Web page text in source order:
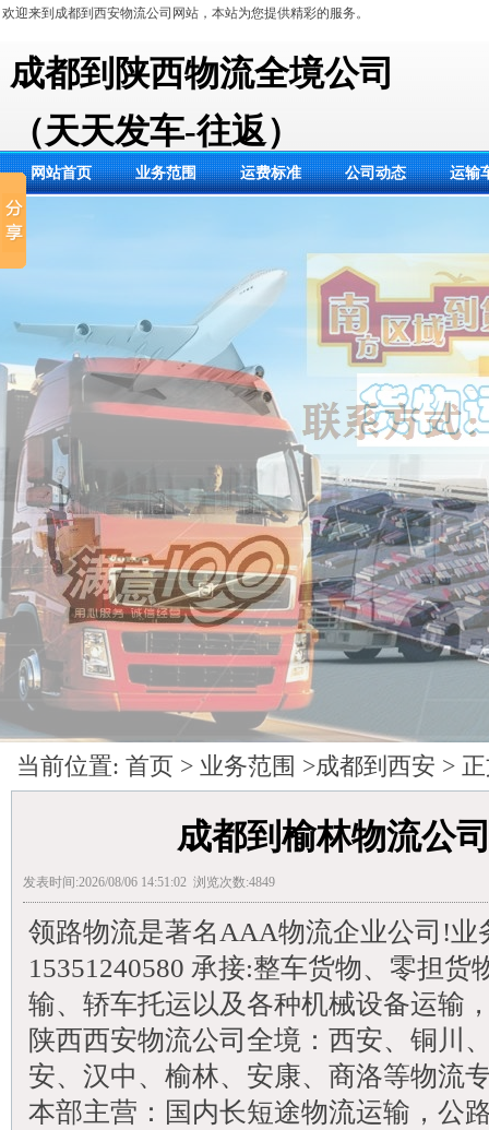
成都到陕西物流全境公司
（天天发车-往返）
网站首页 业务范围 运费标准 公司动态 运输
欢迎来到成都到西安物流公司网站，本站为您提供精彩的服务。
当前位置: 首页 > 业务范围 >成都到西安 >
成都到榆林物流公
发表时间:2026/08/06 14:51:02 浏览次数:4849
领路物流是著名AAA物流企业公司!业
15351240580 承接:整车货物、零担
输、轿车托运以及各种机械设备运输
陕西西安物流公司全境 ：西安、铜川
安、汉中、榆林、安康、商洛等物流
本部主营：国内长短途物流运输，公